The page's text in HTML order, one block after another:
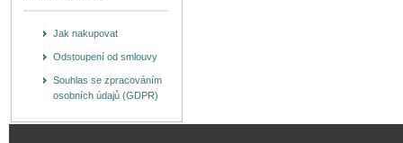
Jak nakupovat
Odstoupení od smlouvy
Souhlas se zpracováním
osobních údajů (GDPR)